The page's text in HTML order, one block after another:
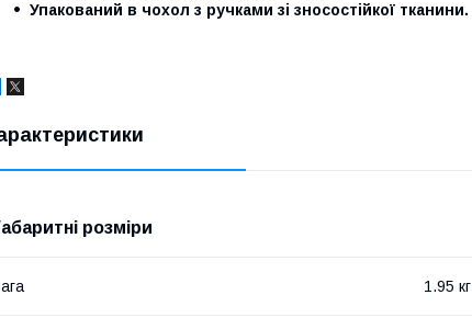
Упакований в чохол з ручками зі зносостійкої тканини.
розміри
1.95 кг